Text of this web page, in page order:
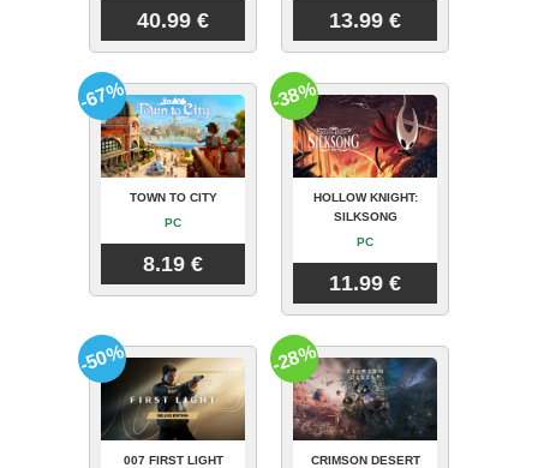
40.99 € 13.99 €
TOWN TO CITY
PC
8.19 €
-67%
HOLLOW KNIGHT:
SILKSONG
PC
11.99 €
-38%
007 FIRST LIGHT
-50%
CRIMSON DESERT
-28%